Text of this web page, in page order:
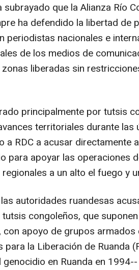
subrayado que la Alianza Río
ha defendido la libertad de
periodistas nacionales e
de los medios de
liberadas sin
principalmente por tutsis
territoriales durante las
a RDC a acusar directamente
para apoyar las operaciones
a un alto el fuego y
autoridades ruandesas
congoleños, que
con apoyo de grupos
para la Liberación de Ruanda
en Ruanda en